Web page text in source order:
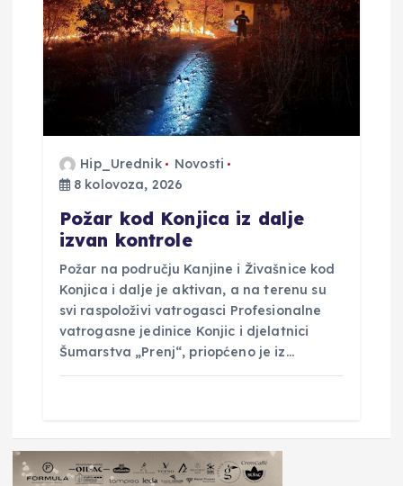
Hip_Urednik
Novosti
8 kolovoza, 2026
Požar kod Konjica iz dalje
izvan kontrole
Požar na području Kanjine i Živašnice kod
Konjica i dalje je aktivan, a na terenu su
svi raspoloživi vatrogasci Profesionalne
vatrogasne jedinice Konjic i djelatnici
Šumarstva „Prenj“, priopćeno je iz…